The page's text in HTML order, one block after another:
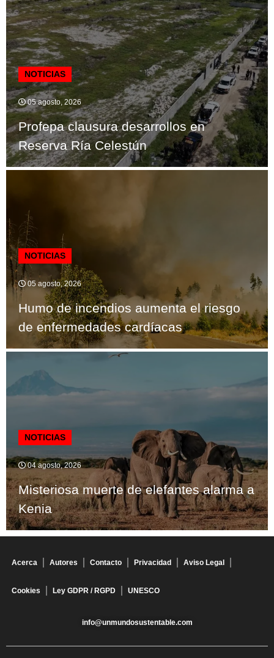
NOTICIAS
05 agosto, 2026
Profepa clausura desarrollos en
Reserva Ría Celestún
NOTICIAS
05 agosto, 2026
Humo de incendios aumenta el riesgo
de enfermedades cardíacas
NOTICIAS
04 agosto, 2026
Misteriosa muerte de elefantes alarma a
Kenia
Acerca Autores Contacto Privacidad Aviso Legal
Cookies Ley GDPR / RGPD UNESCO
info@unmundosustentable.com